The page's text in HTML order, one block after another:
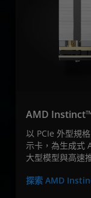
AMD
以 PCIe 外型規
示卡，為生成式
大型模型與高速
探索 AMD